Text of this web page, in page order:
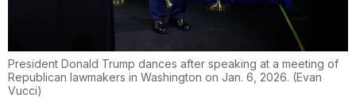
President Donald Trump dances after speaking at a meeting of
Republican lawmakers in Washington on Jan. 6, 2026. (Evan
Vucci)